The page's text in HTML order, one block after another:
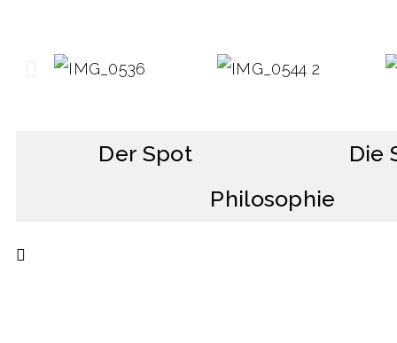
Der Spot
Die
Philosophie